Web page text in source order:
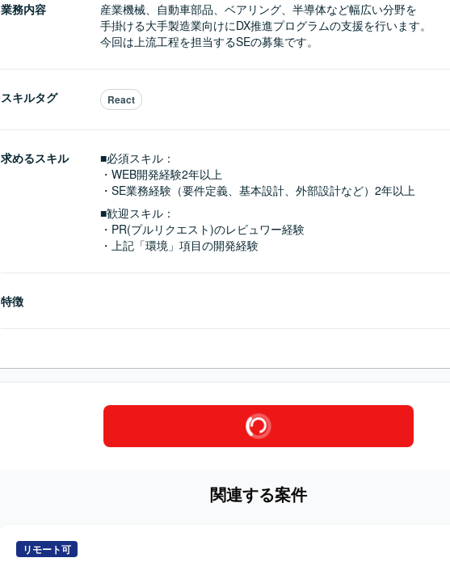
業務内容
産業機械、自動車部品、ベアリング、半導体など幅広い分野を
手掛ける大手製造業向けにDX推進プログラムの支援を行います。
今回は上流工程を担当するSEの募集です。
スキルタグ React
求めるスキル
■必須スキル：
・WEB開発経験2年以上
・SE業務経験（要件定義、基本設計、外部設計など）2年以上
■歓迎スキル：
・PR(プルリクエスト)のレビュワー経験
・上記「環境」項目の開発経験
特徴
関連する案件
リモート可